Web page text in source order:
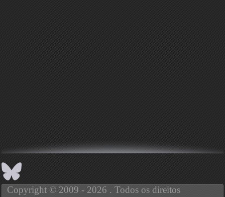
Copyright © 2009 - 2026 . Todos os direitos